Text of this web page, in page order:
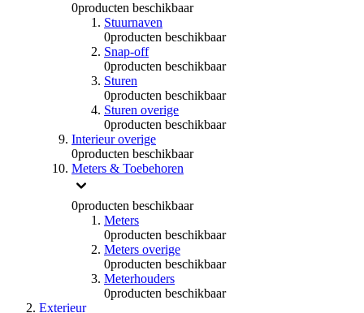
0producten beschikbaar
Stuurnaven
0producten beschikbaar
Snap-off
0producten beschikbaar
Sturen
0producten beschikbaar
Sturen overige
0producten beschikbaar
Interieur overige
0producten beschikbaar
Meters & Toebehoren
0producten beschikbaar
Meters
0producten beschikbaar
Meters overige
0producten beschikbaar
Meterhouders
0producten beschikbaar
Exterieur